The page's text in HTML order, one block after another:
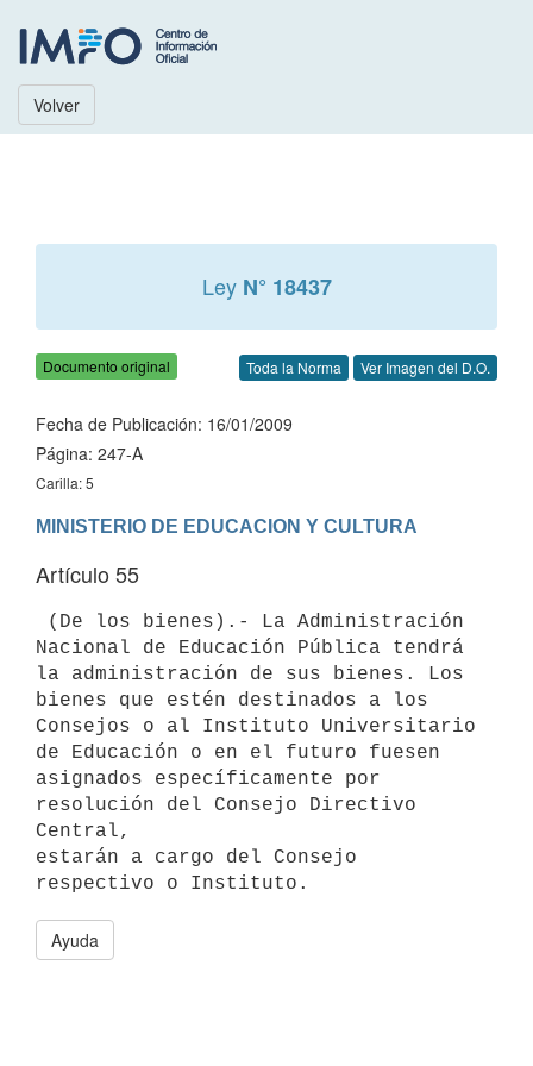
Volver
Ley N° 18437
Documento original Toda la Norma Ver Imagen del D.O.
Fecha de Publicación: 16/01/2009
Página: 247-A
Carilla: 5
Artículo 55
Nacional de Educación Pública tendrá
la administración de sus bienes. Los
bienes que estén destinados a los
Consejos o al Instituto Universitario
de Educación o en el futuro fuesen
asignados específicamente por
resolución del Consejo Directivo
Central,
estarán a cargo del Consejo
Ayuda